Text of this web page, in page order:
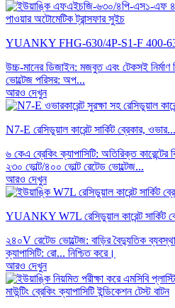
YUANKY FHG-630/4P-S1-F 400-
উচ্চ-মানের ডিজাইন: মজবুত এবং টেকসই নির্মাণ
ভোল্টেজ পরিসর: অপ...
আরও দেখুন
N7-E রেসিডুয়াল কারেন্ট সার্কিট ব্রেকার, ওভার...
৬ কেএ ব্রেকিং ক্যাপাসিটি: অতিরিক্ত কারেন্টের
২৩০ ভোল্ট/৪০০ ভোল্ট রেটেড ভোল্টেজ...
আরও দেখুন
YUANKY W7L রেসিডুয়াল কারেন্ট সার্কিট
২৪০V রেটেড ভোল্টেজ: বাড়ির বৈদ্যুতিক
ক্যাপাসিটি: রো... নিশ্চিত করে।
আরও দেখুন